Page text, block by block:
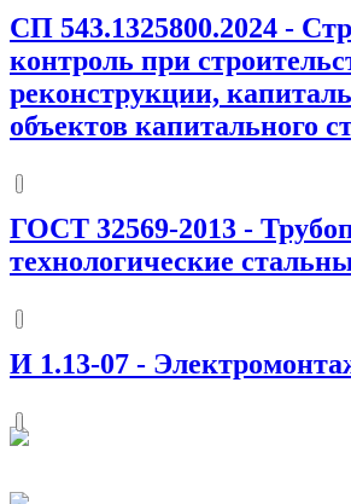
СП 543.1325800.2024 -
контроль при
реконструкции,
объектов капитального
ГОСТ 32569-2013 -
технологические
И 1.13-07 -